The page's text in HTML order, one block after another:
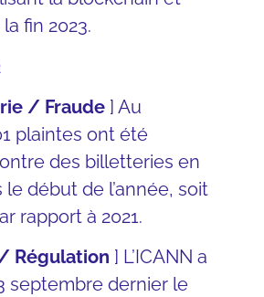
la fin 2023.
/ Fraude] Au
plaintes ont été
des billetteries en
début de l’année, soit
rapport à 2021.
/ Régulation ] L’ ICANN a
septembre dernier le